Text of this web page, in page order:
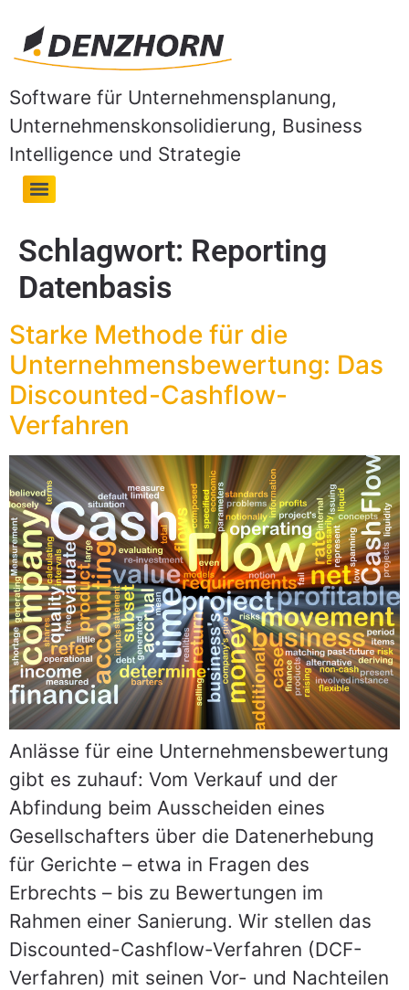
Software für Unternehmensplanung,
Unternehmenskonsolidierung, Business
Intelligence und Strategie
Schlagwort: Reporting
Datenbasis
Starke Methode für die
Unternehmensbewertung: Das
Discounted-Cashflow-
Verfahren
Anlässe für eine Unternehmensbewertung
gibt es zuhauf: Vom Verkauf und der
Abfindung beim Ausscheiden eines
Gesellschafters über die Datenerhebung
für Gerichte – etwa in Fragen des
Erbrechts – bis zu Bewertungen im
Rahmen einer Sanierung. Wir stellen das
Discounted-Cashflow-Verfahren (DCF-
Verfahren) mit seinen Vor- und Nachteilen